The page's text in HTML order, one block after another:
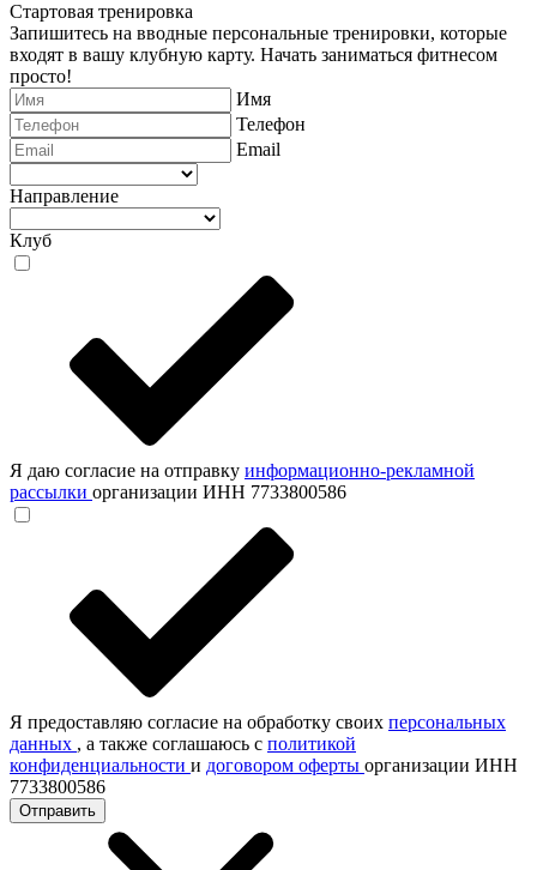
Стартовая тренировка
Запишитесь на вводные персональные тренировки, которые
входят в вашу клубную карту. Начать заниматься фитнесом
просто!
Имя
Телефон
Email
Направление
Клуб
Я даю согласие на отправку информационно-рекламной
рассылки организации ИНН 7733800586
Я предоставляю согласие на обработку своих персональных
данных , а также соглашаюсь с политикой
конфиденциальности и договором оферты организации ИНН
7733800586
Отправить